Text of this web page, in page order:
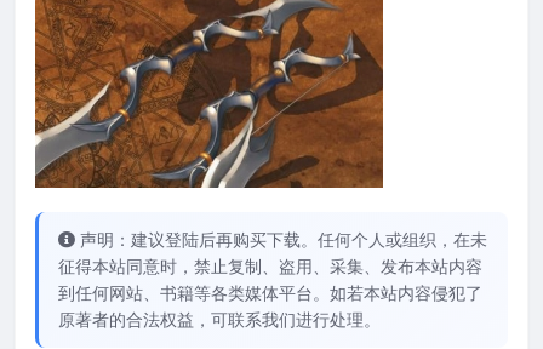
声明：建议登陆后再购买下载。任何个人或组织，在未
征得本站同意时，禁止复制、盗用、采集、发布本站内容
到任何网站、书籍等各类媒体平台。如若本站内容侵犯了
原著者的合法权益，可联系我们进行处理。